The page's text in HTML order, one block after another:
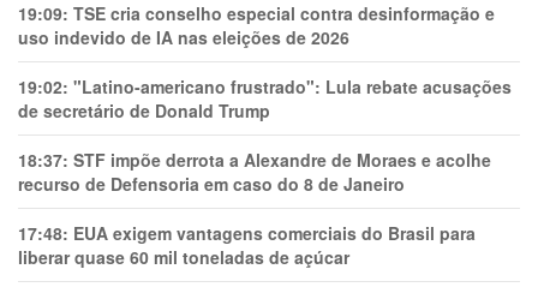
19:09: TSE cria conselho especial contra desinformação e
uso indevido de IA nas eleições de 2026
19:02: "Latino-americano frustrado": Lula rebate acusações
de secretário de Donald Trump
18:37: STF impõe derrota a Alexandre de Moraes e acolhe
recurso de Defensoria em caso do 8 de Janeiro
17:48: EUA exigem vantagens comerciais do Brasil para
liberar quase 60 mil toneladas de açúcar